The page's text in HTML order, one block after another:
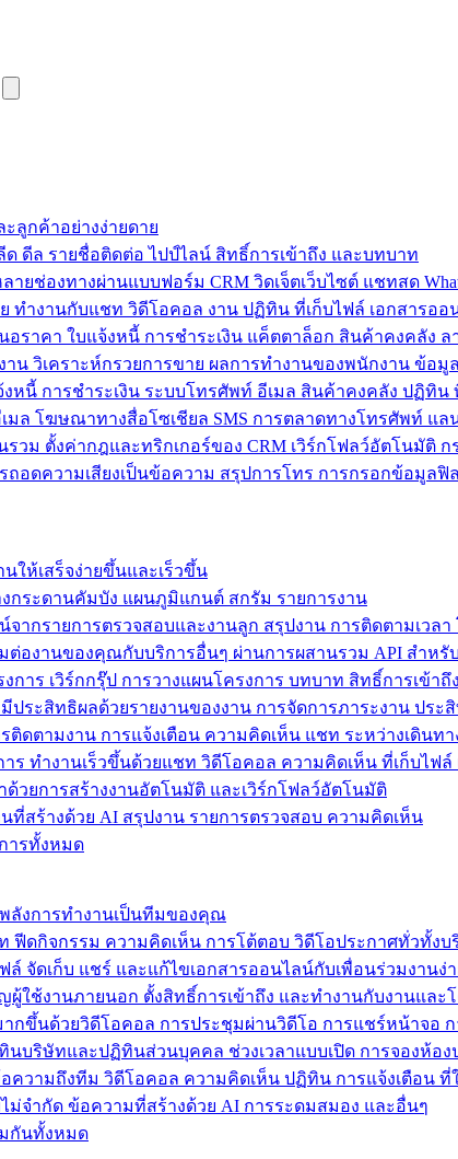
ลูกค้าอย่างง่ายดาย
ด ดีล รายชื่อติดต่อ ไปป์ไลน์ สิทธิ์การเข้าถึง และบทบาท
ายช่องทางผ่านแบบฟอร์ม CRM วิดเจ็ตเว็บไซต์ แชทสด
ทำงานกับแชท วิดีโอคอล งาน ปฏิทิน ที่เก็บไฟล์ เอกสารออ
อราคา ใบแจ้งหนี้ การชำระเงิน แค็ตตาล็อก สินค้าคงคลัง
าน วิเคราะห์กรวยการขาย ผลการทำงานของพนักงาน ข้อมู
งหนี้ การชำระเงิน ระบบโทรศัพท์ อีเมล สินค้าคงคลัง ปฏิทิ
มล โฆษณาทางสื่อโซเชียล SMS การตลาดทางโทรศัพท์ แล
รวม ตั้งค่ากฎและทริกเกอร์ของ CRM เวิร์กโฟลว์อัตโนมัติ
รถอดความเสียงเป็นข้อความ สรุปการโทร การกรอกข้อมูล
นให้เสร็จง่ายขึ้นและเร็วขึ้น
งกระดานคัมบัง แผนภูมิแกนต์ สกรัม รายการงาน
จากรายการตรวจสอบและงานลูก สรุปงาน การติดตามเวล
ต่องานของคุณกับบริการอื่นๆ ผ่านการผสานรวม API สำห
การ เวิร์กกรุ๊ป การวางแผนโครงการ บทบาท สิทธิ์การเข้าถึง
มีประสิทธิผลด้วยรายงานของงาน การจัดการภาระงาน ปร
ติดตามงาน การแจ้งเตือน ความคิดเห็น แชท ระหว่างเดินทา
าร ทํางานเร็วขึ้นด้วยแชท วิดีโอคอล ความคิดเห็น ที่เก็บไฟล์
ด้วยการสร้างงานอัตโนมัติ และเวิร์กโฟลว์อัตโนมัติ
ที่สร้างด้วย AI สรุปงาน รายการตรวจสอบ ความคิดเห็น
ารทั้งหมด
ลังการทำงานเป็นทีมของคุณ
ฟีดกิจกรรม ความคิดเห็น การโต้ตอบ วิดีโอประกาศทั่วทั้งบ
ล์ จัดเก็บ แชร์ และแก้ไขเอกสารออนไลน์กับเพื่อนร่วมงานง่
ญผู้ใช้งานภายนอก ตั้งสิทธิ์การเข้าถึง และทำงานกับงานและ
กขึ้นด้วยวิดีโอคอล การประชุมผ่านวิดีโอ การแชร์หน้าจอ
นบริษัทและปฏิทินส่วนบุคคล ช่วงเวลาแบบเปิด การจองห้อ
ความถึงทีม วิดีโอคอล ความคิดเห็น ปฏิทิน การแจ้งเตือน ที่
ไม่จำกัด ข้อความที่สร้างด้วย AI การระดมสมอง และอื่นๆ
กันทั้งหมด